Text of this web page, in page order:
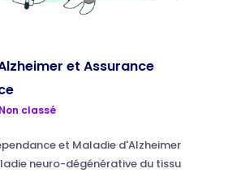
et Assurance
Non classé
et Maladie d'Alzheimer
neuro-dégénérative du tissu